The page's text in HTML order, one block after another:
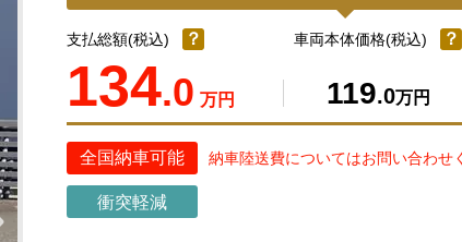
支払総額(税込)
134.0 万円
？ 車両本体価格(税込)
119.0万円
？
全国納車可能 納車陸送費についてはお問い合わせ
衝突軽減